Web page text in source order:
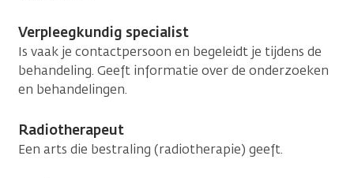
Verpleegkundig specialist
Is vaak je contactpersoon en begeleidt je tijdens de
behandeling. Geeft informatie over de onderzoeken
en behandelingen.
Radiotherapeut
Een arts die bestraling (radiotherapie) geeft.